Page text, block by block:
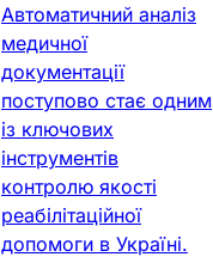
Автоматичний аналіз
медичної
документації
поступово стає одним
із ключових
інструментів
контролю якості
реабілітаційної
допомоги в Україні.